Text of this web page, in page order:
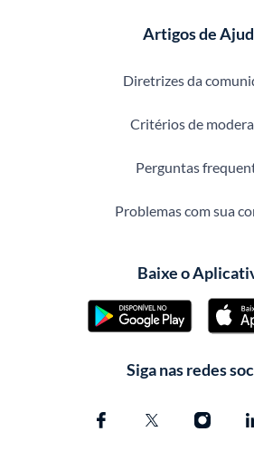
Artigos de
Diretrizes da
Critérios de
Perguntas
Problemas com sua
Baixe o
Siga nas redes